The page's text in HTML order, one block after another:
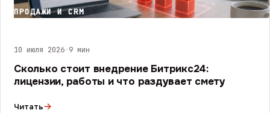
ПРОДАЖИ И CRM
10 июля 2026·9 мин
Сколько стоит внедрение Битрикс24:
лицензии, работы и что раздувает смету
Читать→